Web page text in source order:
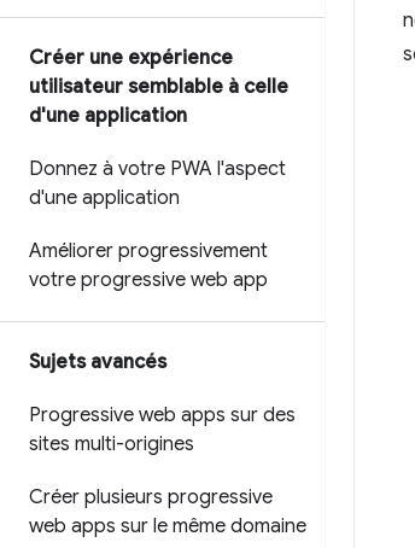
Créer une expérience
utilisateur semblable à celle
d'une application
Donnez à votre PWA l'aspect
d'une application
Améliorer progressivement
votre progressive web app
Sujets avancés
Progressive web apps sur des
sites multi-origines
Créer plusieurs progressive
web apps sur le même domaine